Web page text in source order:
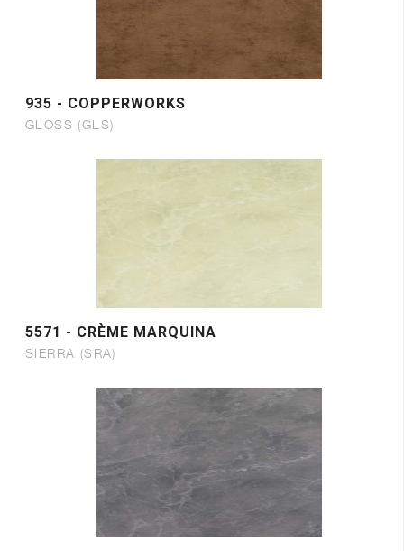
935 - COPPERWORKS
GLOSS (GLS)
5571 - CRÈME MARQUINA
SIERRA (SRA)